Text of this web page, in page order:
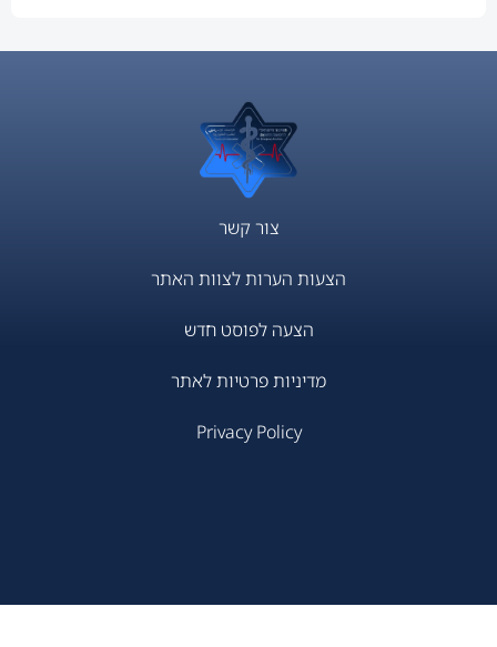
הצעות הערות לצוות האתר
הצעה לפוסט חדש
מדיניות פרטיות לאתר
Privacy Policy